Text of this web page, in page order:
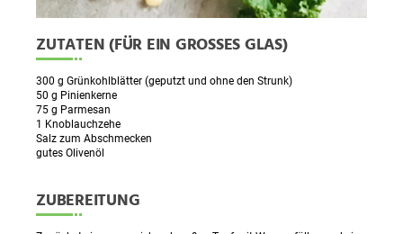
ZUTATEN (FÜR EIN GROSSES GLAS)
300 g Grünkohlblätter (geputzt und ohne den Strunk)
50 g Pinienkerne
75 g Parmesan
1 Knoblauchzehe
Salz zum Abschmecken
gutes Olivenöl
ZUBEREITUNG